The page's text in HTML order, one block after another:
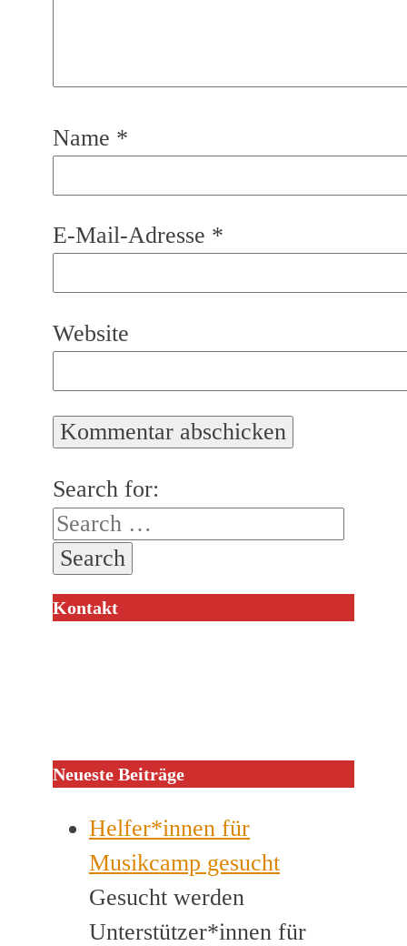
Name *
E-Mail-Adresse *
Website
Search for:
Kontakt
Neueste Beiträge
Helfer*innen für
Musikcamp gesucht
Gesucht werden
Unterstützer*innen für